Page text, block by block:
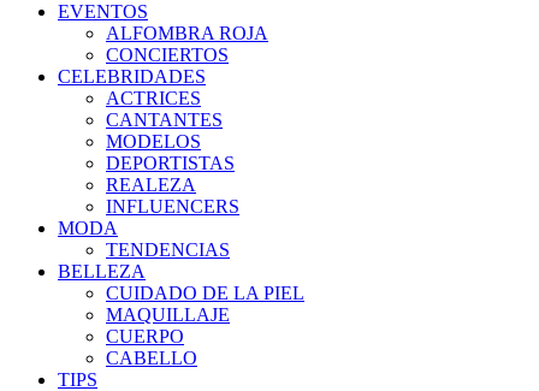
EVENTOS
ALFOMBRA ROJA
CONCIERTOS
CELEBRIDADES
ACTRICES
CANTANTES
MODELOS
DEPORTISTAS
REALEZA
INFLUENCERS
MODA
TENDENCIAS
BELLEZA
CUIDADO DE LA PIEL
MAQUILLAJE
CUERPO
CABELLO
TIPS